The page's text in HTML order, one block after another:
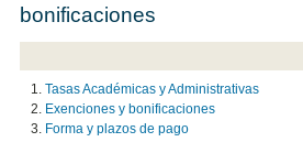
bonificaciones
Tasas Académicas y Administrativas
Exenciones y bonificaciones
Forma y plazos de pago